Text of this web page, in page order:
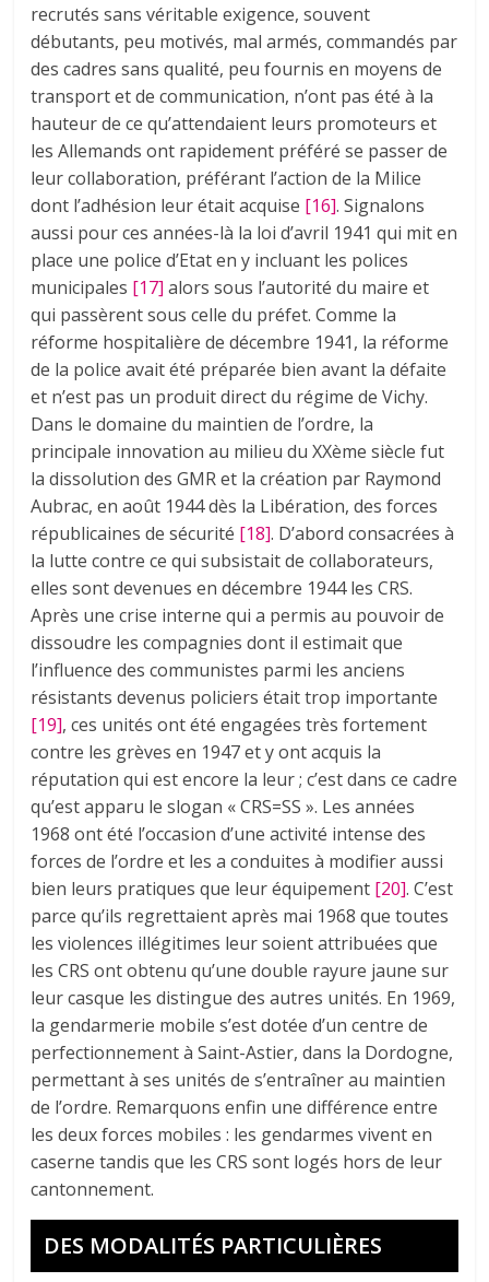
recrutés sans véritable exigence, souvent
débutants, peu motivés, mal armés, commandés par
des cadres sans qualité, peu fournis en moyens de
transport et de communication, n’ont pas été à la
hauteur de ce qu’attendaient leurs promoteurs et
les Allemands ont rapidement préféré se passer de
leur collaboration, préférant l’action de la Milice
dont l’adhésion leur était acquise [16]. Signalons
aussi pour ces années-là la loi d’avril 1941 qui mit en
place une police d’Etat en y incluant les polices
municipales [17] alors sous l’autorité du maire et
qui passèrent sous celle du préfet. Comme la
réforme hospitalière de décembre 1941, la réforme
de la police avait été préparée bien avant la défaite
et n’est pas un produit direct du régime de Vichy.
Dans le domaine du maintien de l’ordre, la
principale innovation au milieu du XXème siècle fut
la dissolution des GMR et la création par Raymond
Aubrac, en août 1944 dès la Libération, des forces
républicaines de sécurité [18]. D’abord consacrées à
la lutte contre ce qui subsistait de collaborateurs,
elles sont devenues en décembre 1944 les CRS.
Après une crise interne qui a permis au pouvoir de
dissoudre les compagnies dont il estimait que
l’influence des communistes parmi les anciens
résistants devenus policiers était trop importante
[19], ces unités ont été engagées très fortement
contre les grèves en 1947 et y ont acquis la
réputation qui est encore la leur ; c’est dans ce cadre
qu’est apparu le slogan « CRS=SS ». Les années
1968 ont été l’occasion d’une activité intense des
forces de l’ordre et les a conduites à modifier aussi
bien leurs pratiques que leur équipement [20]. C’est
parce qu’ils regrettaient après mai 1968 que toutes
les violences illégitimes leur soient attribuées que
les CRS ont obtenu qu’une double rayure jaune sur
leur casque les distingue des autres unités. En 1969,
la gendarmerie mobile s’est dotée d’un centre de
perfectionnement à Saint-Astier, dans la Dordogne,
permettant à ses unités de s’entraîner au maintien
de l’ordre. Remarquons enfin une différence entre
les deux forces mobiles : les gendarmes vivent en
caserne tandis que les CRS sont logés hors de leur
cantonnement.
DES MODALITÉS PARTICULIÈRES